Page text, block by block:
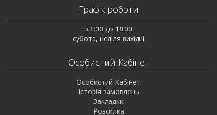
Графік роботи
з 8:30 до 18:00
субота, неділя вихідні
Особистий Кабінет
Особистий Кабінет
Історія замовлень
Закладки
Розсилка